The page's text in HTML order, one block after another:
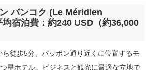
バンコク (Le Méridien
宿泊費：約240 USD（約36,000
ら徒歩5分、パッポン通り近くに位置するモ
星ホテル。ビジネスと観光に最適な立地で